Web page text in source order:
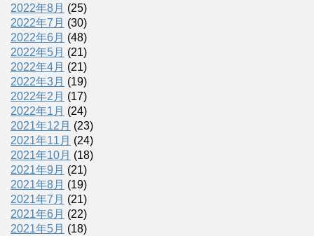
2022年8月 (25)
2022年7月 (30)
2022年6月 (48)
2022年5月 (21)
2022年4月 (21)
2022年3月 (19)
2022年2月 (17)
2022年1月 (24)
2021年12月 (23)
2021年11月 (24)
2021年10月 (18)
2021年9月 (21)
2021年8月 (19)
2021年7月 (21)
2021年6月 (22)
2021年5月 (18)